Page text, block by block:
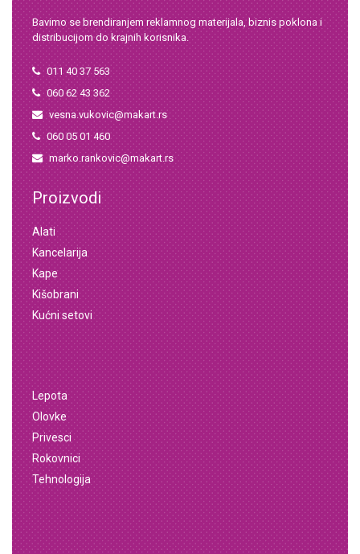
Bavimo se brendiranjem reklamnog materijala, biznis poklona i
distribucijom do krajnih korisnika.
011 40 37 563
060 62 43 362
vesna.vukovic@makart.rs
060 05 01 460
marko.rankovic@makart.rs
Proizvodi
Alati
Kancelarija
Kape
Kišobrani
Kućni setovi
Lepota
Olovke
Privesci
Rokovnici
Tehnologija